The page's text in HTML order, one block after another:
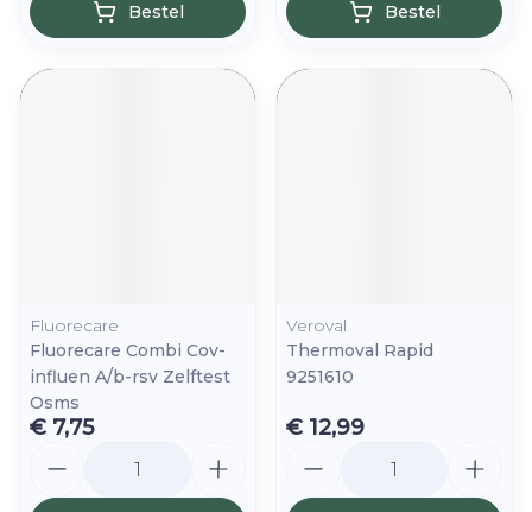
Bestel Bestel
Fluorecare
Fluorecare Combi Cov-
influen A/b-rsv Zelftest
Osms
€ 7,75
Veroval
Thermoval Rapid
9251610
€ 12,99